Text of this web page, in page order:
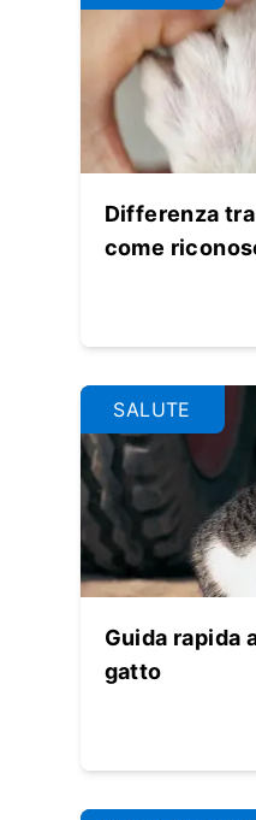
Differenza
come
SALUTE
Guida rapida
gatto